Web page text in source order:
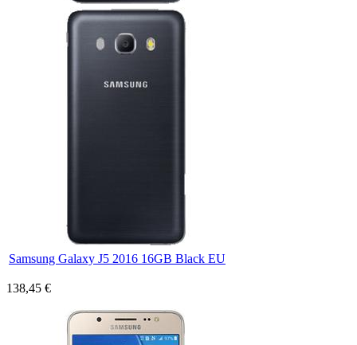
Samsung Galaxy J5 2016 16GB Black EU
138,45 €